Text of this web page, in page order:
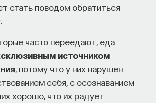
стать поводом обратиться
часто переедают, еда
источником
, потому что у них нарушен
себя, с осознаванием
хорошо, что их радует